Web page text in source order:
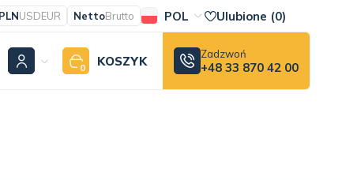
PLNUSDEUR NettoBrutto POL Ulubione (0)
0 KOSZYK Zadzwoń
+48 33 870 42 00